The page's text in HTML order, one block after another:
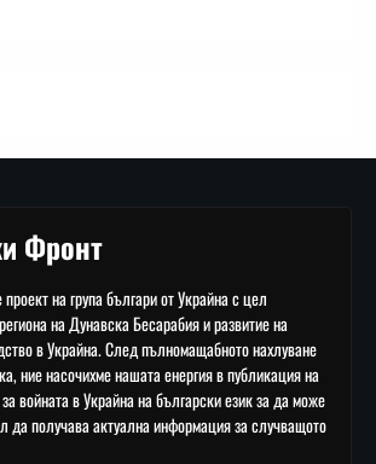
Фронт
на група българи от Украйна с цел
на Дунавска Бесарабия и развитие на
в Украйна. След пълномащабното нахлуване
ние насочихме нашата енергия в публикация на
войната в Украйна на български език за да може
да получава актуална информация за случващото